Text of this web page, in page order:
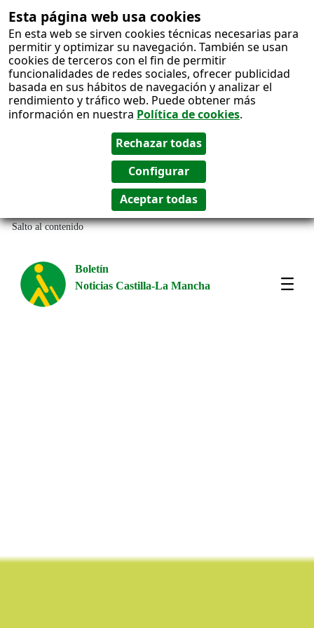
Esta página web usa cookies
En esta web se sirven cookies técnicas necesarias para
permitir y optimizar su navegación. También se usan
cookies de terceros con el fin de permitir
funcionalidades de redes sociales, ofrecer publicidad
basada en sus hábitos de navegación y analizar el
rendimiento y tráfico web. Puede obtener más
información en nuestra Política de cookies.
Salto al contenido
Boletín
Noticias Castilla-La Mancha